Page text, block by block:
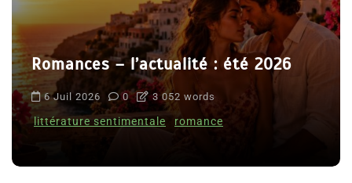
Romances – l’actualité : été 2026
6 Juil 2026 0 3 052 words
littérature sentimentale romance